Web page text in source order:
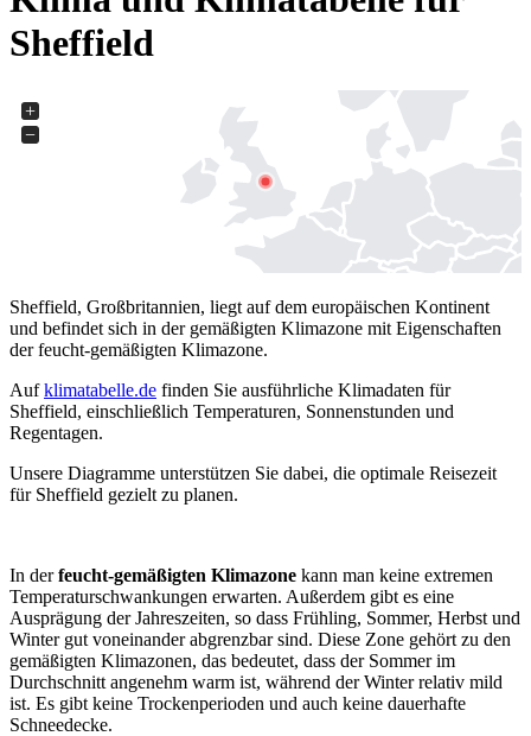
Sheffield
+
−
Sheffield, Großbritannien, liegt auf dem europäischen Kontinent
und befindet sich in der gemäßigten Klimazone mit Eigenschaften
der feucht-gemäßigten Klimazone.
Aufklimatabelle.de finden Sie ausführliche Klimadaten für
Sheffield, einschließlich Temperaturen, Sonnenstunden und
Regentagen.
Unsere Diagramme unterstützen Sie dabei, die optimale Reisezeit
für Sheffield gezielt zu planen.
In derfeucht-gemäßigten Klimazone kann man keine extremen
Temperaturschwankungen erwarten. Außerdem gibt es eine
Ausprägung der Jahreszeiten, so dass Frühling, Sommer, Herbst und
Winter gut voneinander abgrenzbar sind. Diese Zone gehört zu den
gemäßigten Klimazonen, das bedeutet, dass der Sommer im
Durchschnitt angenehm warm ist, während der Winter relativ mild
ist. Es gibt keine Trockenperioden und auch keine dauerhafte
Schneedecke.